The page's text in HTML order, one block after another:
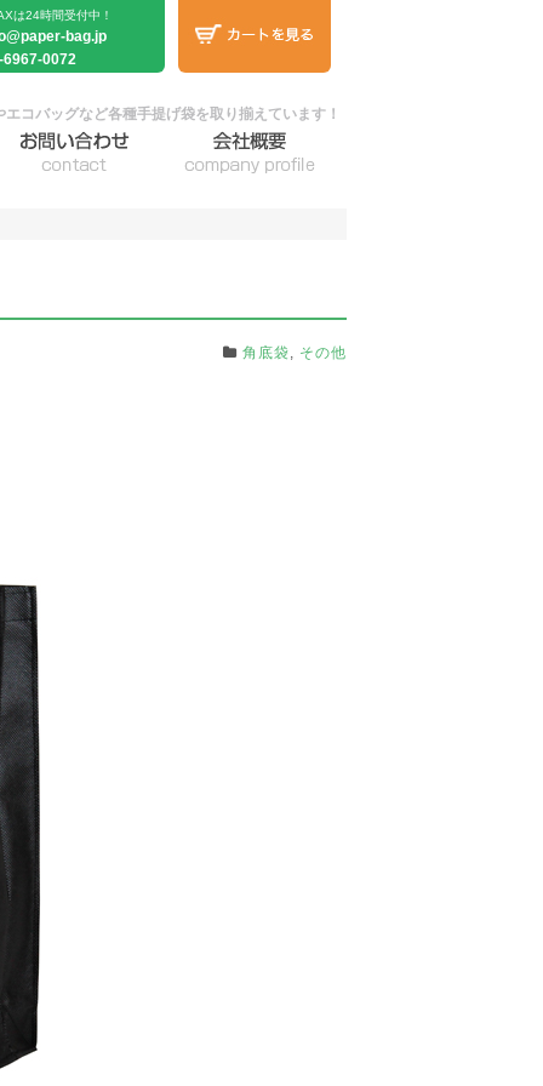
は24時間受付中！
bag.jp
6967-0072
コバッグなど各種手提げ袋を取り揃えています！
角底袋 その他